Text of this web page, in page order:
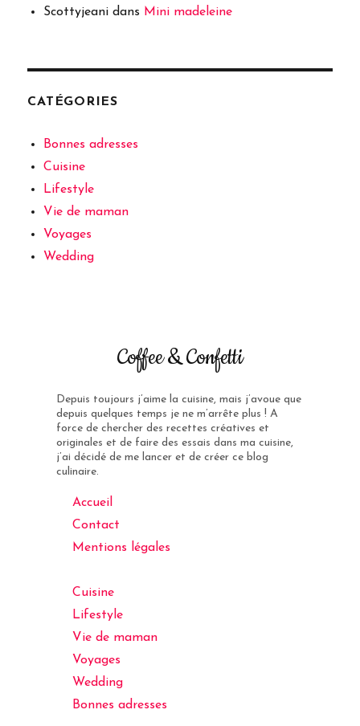
Scottyjeani dans Mini madeleine
CATÉGORIES
Bonnes adresses
Cuisine
Lifestyle
Vie de maman
Voyages
Wedding
Coffee & Confetti
Depuis toujours j’aime la cuisine, mais j’avoue que
depuis quelques temps je ne m’arrête plus ! A
force de chercher des recettes créatives et
originales et de faire des essais dans ma cuisine,
j’ai décidé de me lancer et de créer ce blog
culinaire.
Accueil
Contact
Mentions légales
Cuisine
Lifestyle
Vie de maman
Voyages
Wedding
Bonnes adresses